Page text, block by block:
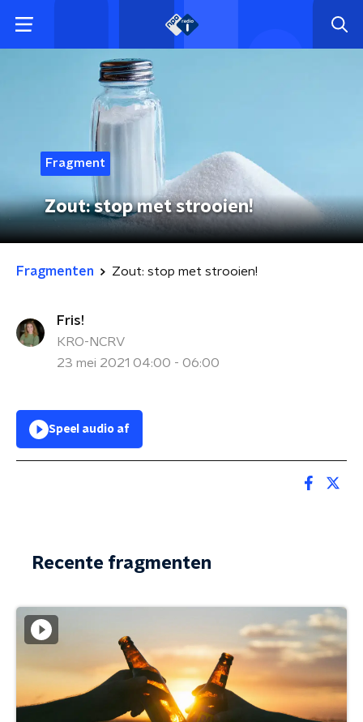
Fragment
Zout: stop met strooien!
Fragmenten Zout: stop met strooien!
Fris!
KRO-NCRV
23 mei 2021 04:00 - 06:00
Speel audio af
Recente fragmenten